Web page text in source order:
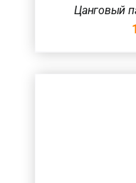
Цанговый